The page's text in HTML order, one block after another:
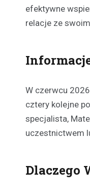
efektywne
relacje ze
W czerwcu
cztery kolejne
specjalista,
uczestnictwem
Dlaczego